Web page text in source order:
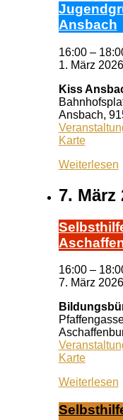
Ans­bach
16:00 –
1. März 2026
Kiss
Ansbach,
KarteKiss
Weiterlesen
7. März
16:00 –
7. März 2026
Karte
Weiterlesen